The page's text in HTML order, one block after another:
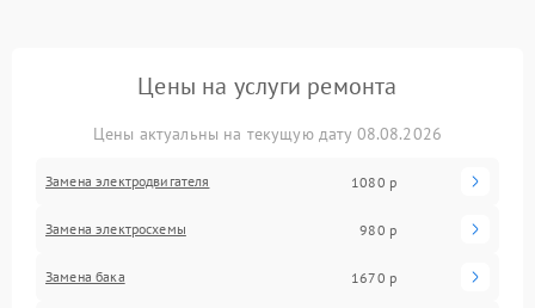
Цены на услуги ремонта
Цены актуальны на текущую дату 08.08.2026
Замена электродвигателя 1080 р
Замена электросхемы 980 р
Замена бака 1670 р